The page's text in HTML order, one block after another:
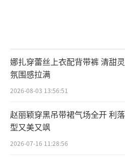
标。随着节目的推进，
发观众的共情和思考。
古镇团建”中，嘉宾们
的信物，同时还要解开
相关的谜题。他们在这个
了强大的推理能力和团
对古镇的历史文化有了
娜扎穿蕾丝上衣配背带裤 清甜
氛围感拉满
2026-08-03 13:56:51
赵丽颖穿黑吊带裙气场全开 利
型又美又飒
2026-07-16 11:28:56